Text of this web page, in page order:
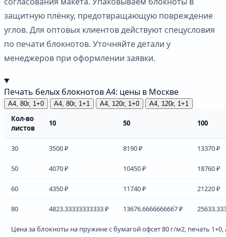
защитную плёнку, предотвращающую повреждение
углов. Для оптовых клиентов действуют спецусловия
по печати блокнотов. Уточняйте детали у
менеджеров при оформлении заявки.
Печать белых блокнотов А4: цены в Москве
А4, 80г, 1+0 А4, 80г, 1+1 А4, 120г, 1+0 А4, 120г, 1+1
Кол-во
листов
10 50 100
30 3500 ₽ 8190 ₽ 13370 ₽
50 4070 ₽ 10450 ₽ 18760 ₽
60 4350 ₽ 11740 ₽ 21220 ₽
80 4823.33333333333 ₽ 13676.6666666667 ₽
Цена за блокноты на пружине с бумагой офсет 80 г/м2, печать 1+0,